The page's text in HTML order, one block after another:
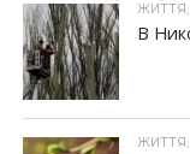
ЖИТТЯ,
В
ЖИТТЯ,